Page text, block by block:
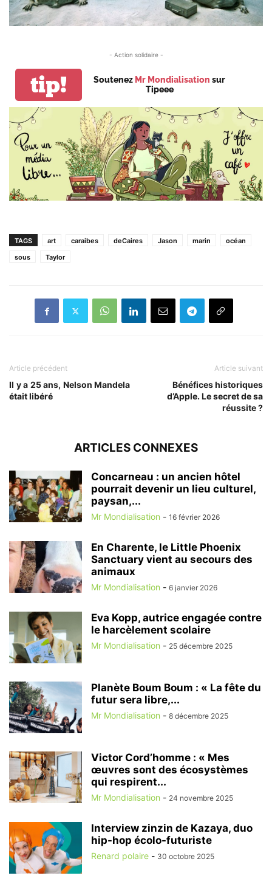
- Action solidaire -
tip! Soutenez Mr Mondialisation sur
Tipeee
TAGS art caraibes deCaires Jason marin
océan
sous
Taylor
Article précédent
Il y a 25 ans, Nelson Mandela
était libéré
Article suivant
Bénéfices historiques
d’Apple. Le secret de sa
réussite ?
ARTICLES CONNEXES
Concarneau : un ancien hôtel
pourrait devenir un lieu culturel,
paysan,...
Mr Mondialisation - 16 février 2026
En Charente, le Little Phoenix
Sanctuary vient au secours des
animaux
Mr Mondialisation - 6 janvier 2026
Eva Kopp, autrice engagée contre
le harcèlement scolaire
Mr Mondialisation - 25 décembre 2025
Planète Boum Boum : « La fête du
futur sera libre,...
Mr Mondialisation - 8 décembre 2025
Victor Cord’homme : « Mes
œuvres sont des écosystèmes
qui respirent...
Mr Mondialisation - 24 novembre 2025
Interview zinzin de Kazaya, duo
hip-hop écolo-futuriste
Renard polaire - 30 octobre 2025